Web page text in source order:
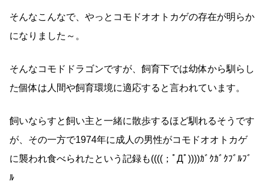
そんなこんなで、やっとコモドオオトカゲの存在が明らか
になりました～。
そんなコモドドラゴンですが、飼育下では幼体から馴らし
た個体は人間や飼育環境に適応すると言われています。
飼いならすと飼い主と一緒に散歩するほど馴れるそうです
が、その一方で1974年に成人の男性がコモドオオトカゲ
に襲われ食べられたという記録も((((；ﾟДﾟ))))ｶﾞｸｶﾞｸﾌﾞﾙﾌﾞ
ﾙ